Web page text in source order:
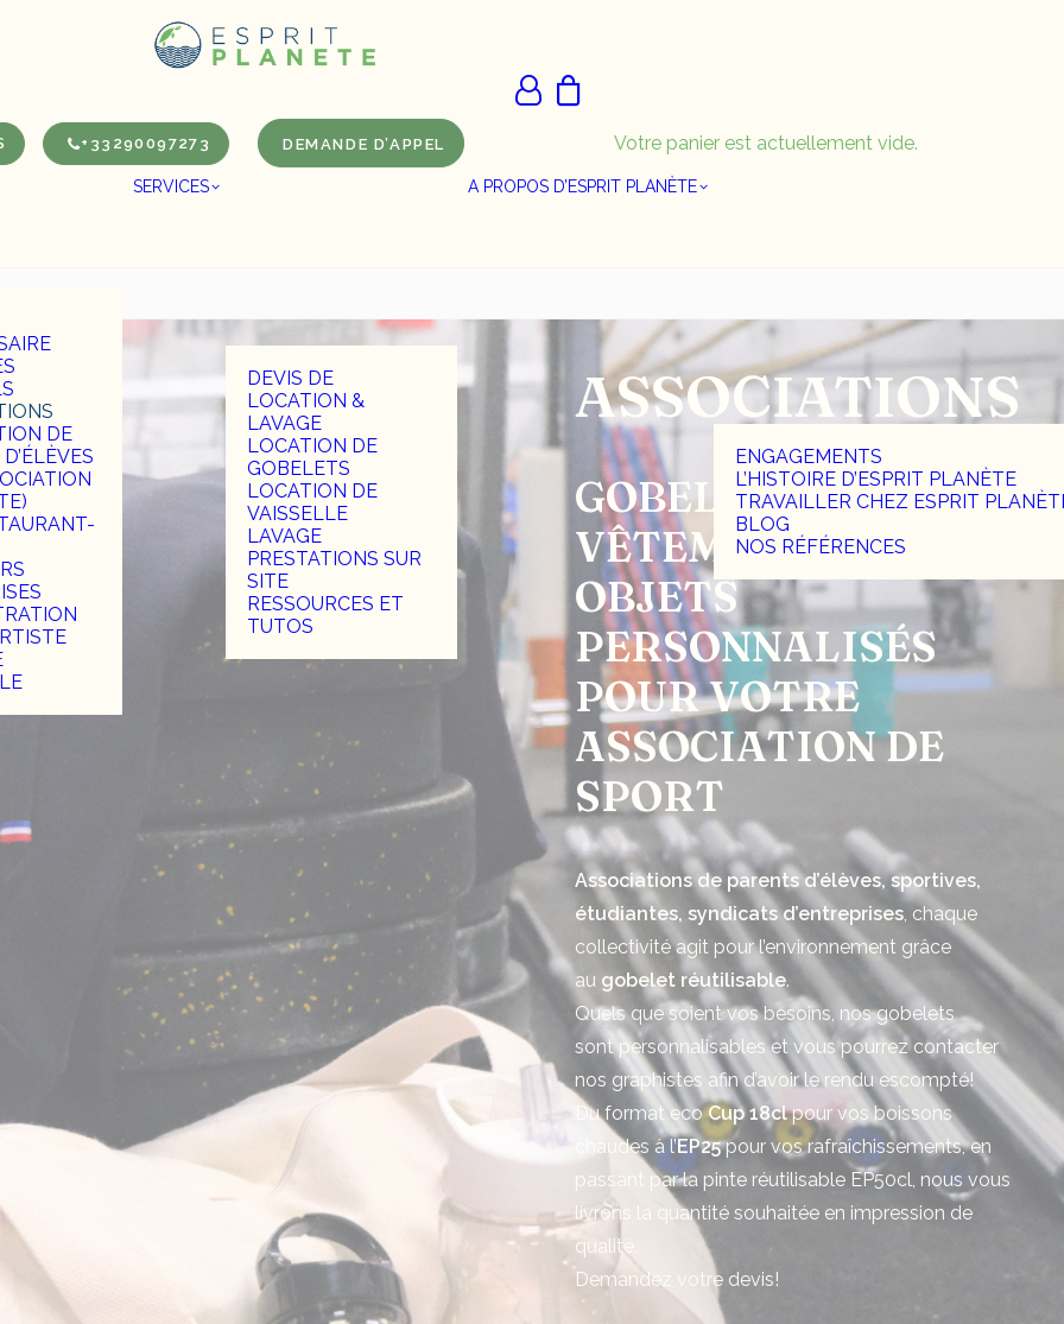
DE
SERVICES
DEVIS DE
LOCATION &
LAVAGE
LOCATION DE
GOBELETS
LOCATION DE
VAISSELLE
LAVAGE
PRESTATIONS SUR
SITE
RESSOURCES ET
TUTOS
A PROPOS D’ESPRIT PLANÈTE
ENGAGEMENTS
L’HISTOIRE D’ESPRIT PLANÈTE
TRAVAILLER CHEZ ESPRIT
BLOG
NOS RÉFÉRENCES
+33290097273 DEMANDE D’APPEL Votre panier est actuellement vide.
ASSOCIATIONS
GOBELETS,
VÊTEMENTS ET
OBJETS
PERSONNALISÉS
POUR VOTRE
ASSOCIATION DE
SPORT
Associations de parents d’élèves, sportives,
étudiantes, syndicats d’entreprises, chaque
collectivité agit pour l’environnement grâce
au gobelet réutilisable.
Quels que soient vos besoins, nos gobelets
sont personnalisables et vous pourrez contacter
nos graphistes afin d’avoir le rendu escompté!
Du format ecoCup18clpour vos boissons
chaudes à l’EP25pour vos rafraîchissements, en
passant par la pinte réutilisable EP50cl, nous vous
livrons la quantité souhaitée en impression de
qualité.
Demandez votre devis!